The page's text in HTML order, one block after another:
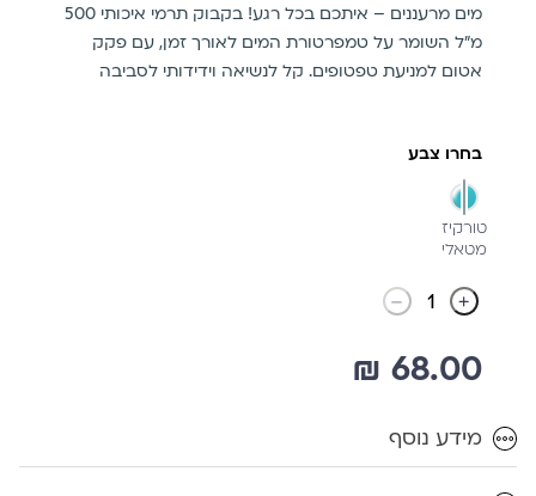
מים מרעננים – איתכם בכל רגע! בקבוק תרמי איכותי 500
מ"ל השומר על טמפרטורת המים לאורך זמן, עם פקק
אטום למניעת טפטופים. קל לנשיאה וידידותי לסביבה
בחרו צבע
מסומן
טורקיז
מטאלי
68.00
₪
מידע נוסף